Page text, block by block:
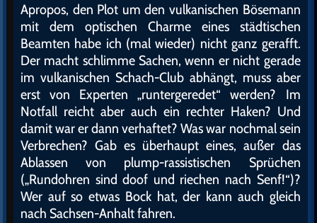
Apropos, den Plot um den vulkanischen Bösemann
mit dem optischen Charme eines städtischen
Beamten habe ich (mal wieder) nicht ganz gerafft.
Der macht schlimme Sachen, wenn er nicht gerade
im vulkanischen Schach-Club abhängt, muss aber
erst von Experten „runtergeredet“ werden? Im
Notfall reicht aber auch ein rechter Haken? Und
damit war er dann verhaftet? Was war nochmal sein
Verbrechen? Gab es überhaupt eines, außer das
Ablassen von plump-rassistischen Sprüchen
(„Rundohren sind doof und riechen nach Senf!“)?
Wer auf so etwas Bock hat, der kann auch gleich
nach Sachsen-Anhalt fahren.